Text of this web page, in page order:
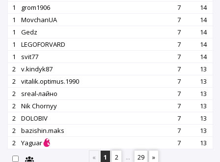
1
grom1906 7
14
1
MovchanUA 7
14
1
Gedz 7
14
1
LEGOFORVARD 7
14
1
svit77 7
14
2
v.kindyk87 7
13
2
vitalik.optimus.1990 7
13
2
srеаl-лайно 7
13
2
Nik Chornyy 7
13
2
DOLOBIV 7
13
2
bazishin.maks 7
13
2
Yaguar 7
13
«
1 2 ... 29 »